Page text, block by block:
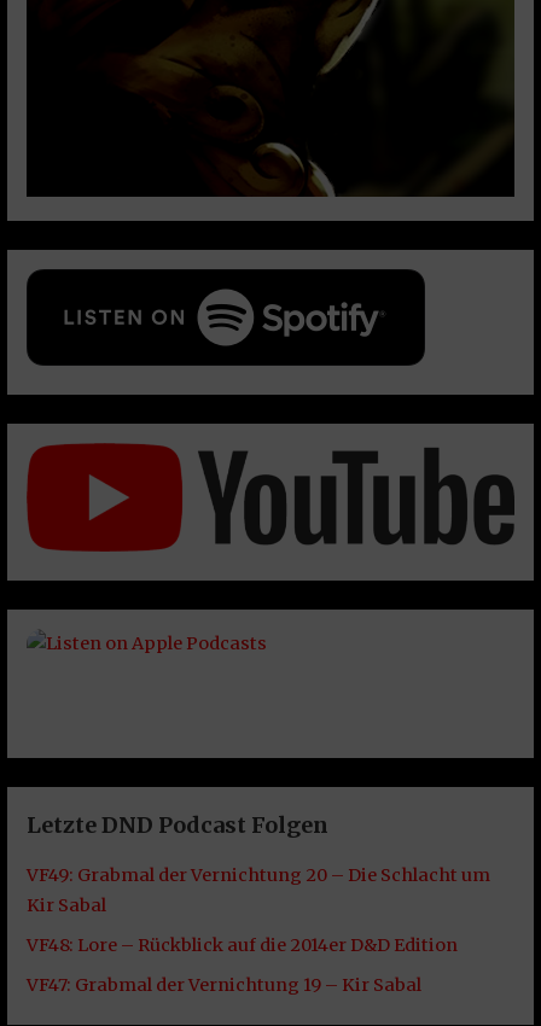
Letzte DND Podcast Folgen
VF49: Grabmal der Vernichtung 20 – Die Schlacht um
Kir Sabal
VF48: Lore – Rückblick auf die 2014er D&D Edition
VF47: Grabmal der Vernichtung 19 – Kir Sabal